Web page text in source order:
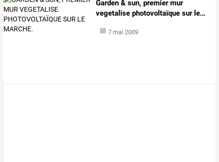
Garden & sun, premiermur
vegetalise photovoltaïque surle…
7 mai 2009